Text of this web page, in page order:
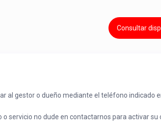
Consultar
al gestor o dueño mediante el teléfono indicado
servicio no dude en contactarnos para activar su